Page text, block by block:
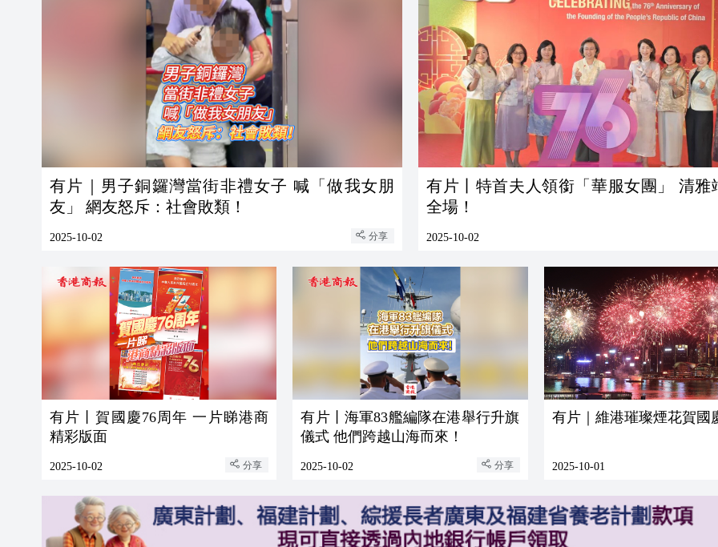
有片｜男子銅鑼灣當街非禮女子 喊「做我女朋
友」 網友怒斥：社會敗類！
2025-10-02 分享
有片丨特首夫人領銜「華服女團」 清雅
全場！
2025-10-02
有片丨賀國慶76周年 一片睇港商
精彩版面
2025-10-02 分享
有片丨海軍83艦編隊在港舉行升旗
儀式 他們跨越山海而來！
2025-10-02 分享
有片｜維港璀璨煙花賀國
2025-10-01